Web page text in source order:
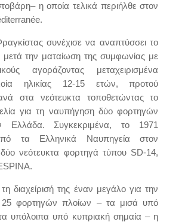
η οποία τελικά περιήλθε στον
συνέχισε να αναπτύσσει το
μετά την ματαίωση της συμφωνίας με
αγοράζοντας μεταχειρισμένα
ηλικίας 12-15 ετών, προτού
στα νεότευκτα τοποθετώντας το
για τη ναυπήγηση δύο φορτηγών
Ελλάδα. Συγκεκριμένα, το 1971
τα Ελληνικά Ναυπηγεία στον
νεότευκτα φορτηγά τύπου SD-14,
διαχείρισή της έναν μεγάλο για την
25 φορτηγών πλοίων – τα μισά υπό
υπόλοιπα υπό κυπριακή σημαία – η